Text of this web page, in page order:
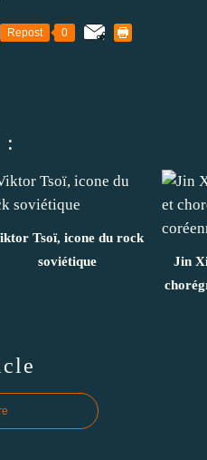
Repost 0
:
Tsoï, icone du rock
soviétique
Jin